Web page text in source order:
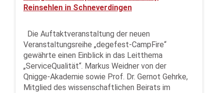
Reinsehlen in Schneverdingen
Die Auftaktveranstaltung der neuen
Veranstaltungsreihe „degefest-CampFire“
gewährte einen Einblick in das Leitthema
„ServiceQualität“. Markus Weidner von der
Qnigge-Akademie sowie Prof. Dr. Gernot Gehrke,
Mitglied des wissenschaftlichen Beirats im